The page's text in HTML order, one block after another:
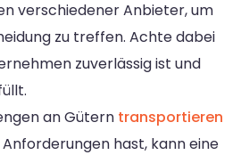
verschiedener Anbieter, um
zu treffen. Achte dabei
zuverlässig ist und
an Gütern transportieren
hast, kann eine